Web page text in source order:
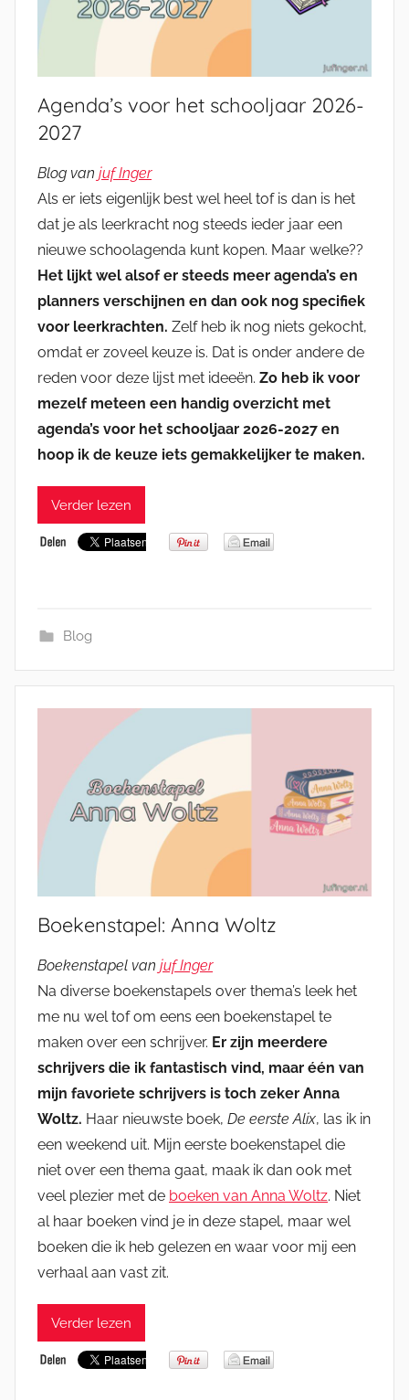
Agenda’s voor het schooljaar 2026-
2027
Blog van juf Inger
Als er iets eigenlijk best wel heel tof is dan is het
dat je als leerkracht nog steeds ieder jaar een
nieuwe schoolagenda kunt kopen. Maar welke??
Het lijkt wel alsof er steeds meer agenda’s en
planners verschijnen en dan ook nog specifiek
voor leerkrachten. Zelf heb ik nog niets gekocht,
omdat er zoveel keuze is. Dat is onder andere de
reden voor deze lijst met ideeën. Zo heb ik voor
mezelf meteen een handig overzicht met
agenda’s voor het schooljaar 2026-2027 en
hoop ik de keuze iets gemakkelijker te maken.
Verder lezen
Blog
Boekenstapel: Anna Woltz
Boekenstapel van juf Inger
Na diverse boekenstapels over thema’s leek het
me nu wel tof om eens een boekenstapel te
maken over een schrijver. Er zijn meerdere
schrijvers die ik fantastisch vind, maar één van
mijn favoriete schrijvers is toch zeker Anna
Woltz. Haar nieuwste boek, De eerste Alix, las ik in
een weekend uit. Mijn eerste boekenstapel die
niet over een thema gaat, maak ik dan ook met
veel plezier met de boeken van Anna Woltz. Niet
al haar boeken vind je in deze stapel, maar wel
boeken die ik heb gelezen en waar voor mij een
verhaal aan vast zit.
Verder lezen